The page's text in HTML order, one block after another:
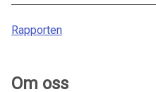
Rapporten
Om oss